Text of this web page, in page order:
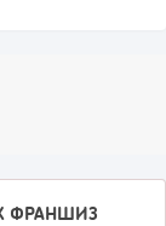
ФРАНШИЗ